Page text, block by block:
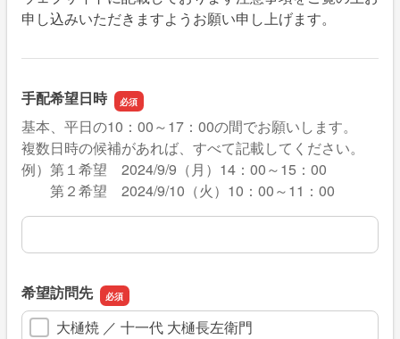
申し込みいただきますようお願い申し上げます。
手配希望日時
基本、平日の10：00～17：00の間でお願いします。
複数日時の候補があれば、すべて記載してください。
例）第１希望 2024/9/9（月）14：00～15：00
第２希望 2024/9/10（火）10：00～11：00
手配希望日時
希望訪問先
大樋焼 ／ 十一代 大樋長左衛門